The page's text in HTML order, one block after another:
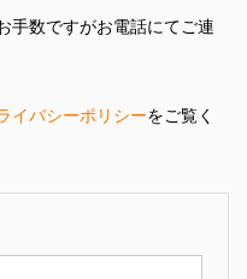
手数ですがお電話にてご連
イバシーポリシーをご覧く